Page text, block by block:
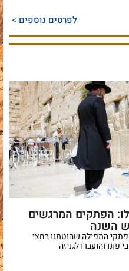
לפרטים נוספים >
הפתקים המרגשים
השנה
התפילה שהוטמנו בחצי
והועברו לגניזה